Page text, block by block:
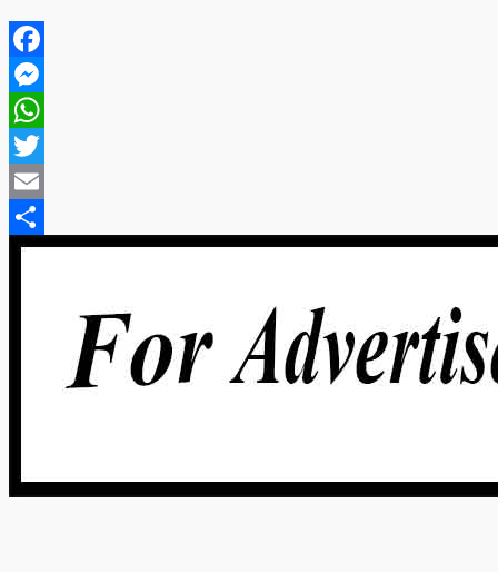
Facebook
Messenger
WhatsApp
Twitter
Email
Share